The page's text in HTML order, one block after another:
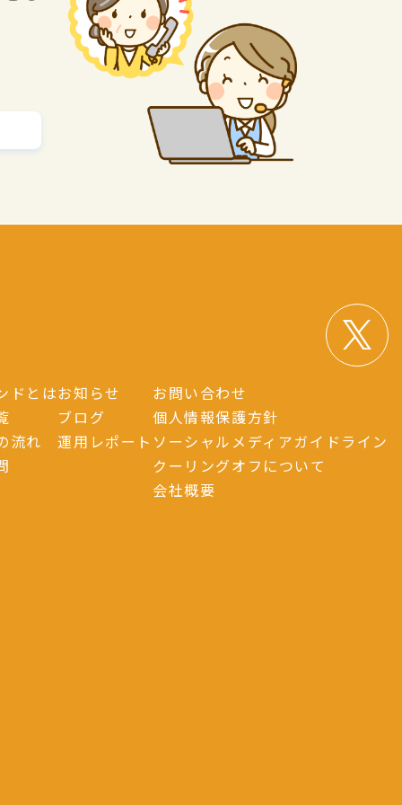
ドとは
流れ
お知らせ
ブログ
運用レポート
お問い合わせ
個人情報保護方針
ソーシャルメディアガイドライン
クーリングオフについて
会社概要